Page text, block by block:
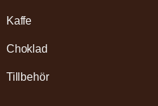
Kaffe
Choklad
Tillbehör